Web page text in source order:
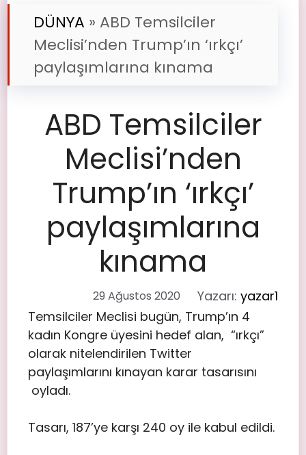
DÜNYA » ABD Temsilciler
Meclisi’nden Trump’ın ‘ırkçı’
paylaşımlarına kınama
ABD Temsilciler
Meclisi’nden
Trump’ın ‘ırkçı’
paylaşımlarına
kınama
29 Ağustos 2020 Yazarı: yazar1
Temsilciler Meclisi bugün, Trump’ın 4
kadın Kongre üyesini hedef alan, “ırkçı”
olarak nitelendirilen Twitter
paylaşımlarını kınayan karar tasarısını
oyladı.
Tasarı, 187’ye karşı 240 oy ile kabul edildi.